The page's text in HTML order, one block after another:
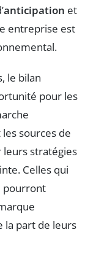
anticipation et
entreprise est
le bilan
pour les
sources de
stratégies
Celles qui
pourront
la part de leurs